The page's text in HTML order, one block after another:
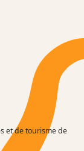
et de tourisme de